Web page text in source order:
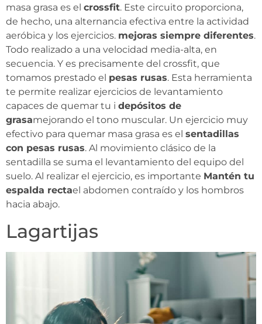
masa grasa es el crossfit. Este circuito proporciona,
de hecho, una alternancia efectiva entre la actividad
aeróbica y los ejercicios. mejoras siempre diferentes.
Todo realizado a una velocidad media-alta, en
secuencia. Y es precisamente del crossfit, que
tomamos prestado el pesas rusas. Esta herramienta
te permite realizar ejercicios de levantamiento
capaces de quemar tu i depósitos de
grasamejorando el tono muscular. Un ejercicio muy
efectivo para quemar masa grasa es el sentadillas
con pesas rusas. Al movimiento clásico de la
sentadilla se suma el levantamiento del equipo del
suelo. Al realizar el ejercicio, es importante Mantén tu
espalda rectael abdomen contraído y los hombros
hacia abajo.
Lagartijas